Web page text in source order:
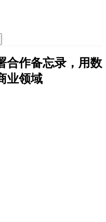
合作备忘录，用数
业领域